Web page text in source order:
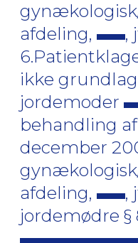
afdeling,
,
ikke
jordemoder
behandling af
december
afdeling,
,
jordemødre §